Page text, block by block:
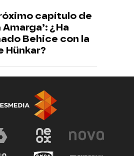
capítulo de
¿Ha
Behice con la
Hünkar?